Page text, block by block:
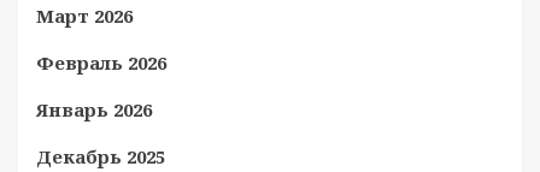
Март 2026
Февраль 2026
Январь 2026
Декабрь 2025